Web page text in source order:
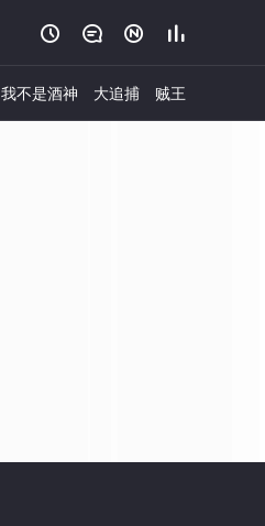
   
我不是酒神 大追捕 贼王